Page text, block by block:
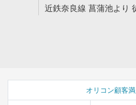
近鉄奈良線 菖蒲池より
オリコン顧客